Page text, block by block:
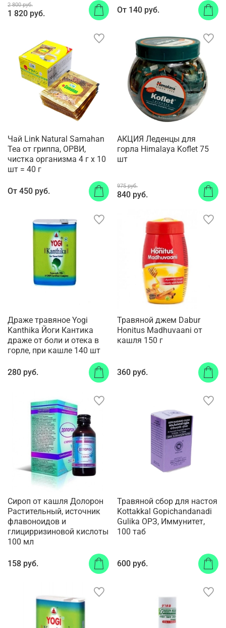
2 800 руб.
1 820 руб. От 140 руб.
Чай Link Natural Samahan
Tea от гриппа, ОРВИ,
чистка организма 4 г x 10
шт = 40 г
От 450 руб.
АКЦИЯ Леденцы для
горла Himalaya Koflet 75
шт
975 руб.
840 руб.
Драже травяное Yogi
Kanthika Йоги Кантика
драже от боли и отека в
горле, при кашле 140 шт
280 руб.
Травяной джем Dabur
Honitus Madhuvaani от
кашля 150 г
360 руб.
Сироп от кашля Долорон
Растительный, источник
флавоноидов и
глицирризиновой кислоты
100 мл
158 руб.
Травяной сбор для настоя
Kottakkal Gopichandanadi
Gulika ОРЗ, Иммунитет,
100 таб
600 руб.